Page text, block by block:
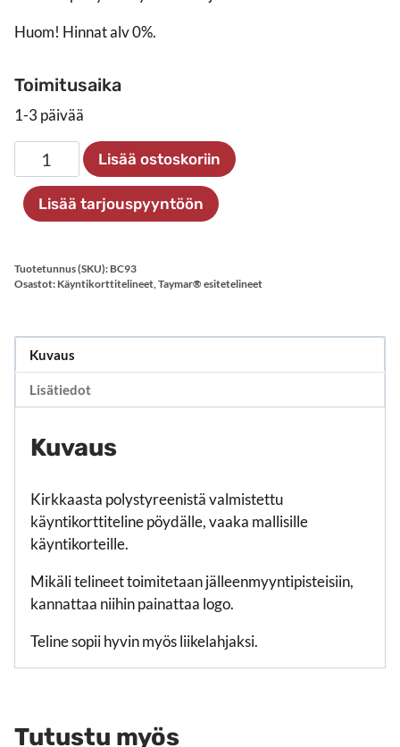
Huom! Hinnat alv 0%.
Toimitusaika
1-3 päivää
Käyntikorttiteline
määrä
Lisää ostoskoriin
Lisää tarjouspyyntöön
Tuotetunnus (SKU): BC93
Osastot: Käyntikorttitelineet,Taymar® esitetelineet
Kuvaus
Lisätiedot
Kuvaus
Kirkkaasta polystyreenistä valmistettu
käyntikorttiteline pöydälle, vaaka mallisille
käyntikorteille.
Mikäli telineet toimitetaan jälleenmyyntipisteisiin,
kannattaa niihin painattaa logo.
Teline sopii hyvin myös liikelahjaksi.
Tutustu myös